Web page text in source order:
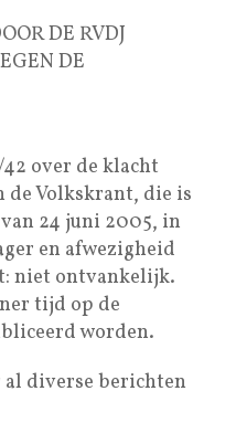
DE RVDJ
DE
over de klacht
de Volkskrant, die is
24 juni 2005, in
en afwezigheid
niet ontvankelijk.
tijd op de
worden.
al diverse berichten